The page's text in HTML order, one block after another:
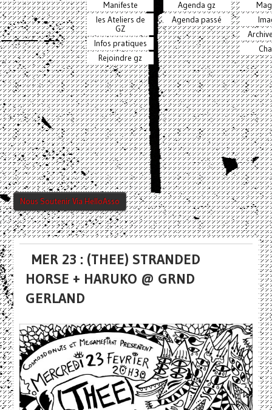
Manifeste
les Ateliers de
GZ
Infos pratiques
Rejoindre gz
Agenda gz
Agenda passé
Nous Soutenir Via HelloAsso
MER 23 : (THEE) STRANDED
HORSE + HARUKO @ GRND
GERLAND